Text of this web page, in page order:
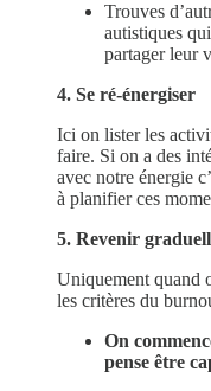
Trouves
autistiques
partager leur
4. Se ré-énergiser
Ici on lister les
faire. Si on a des
avec notre énergie
à planifier ces
5. Revenir
Uniquement quand
les critères du
On
pense être